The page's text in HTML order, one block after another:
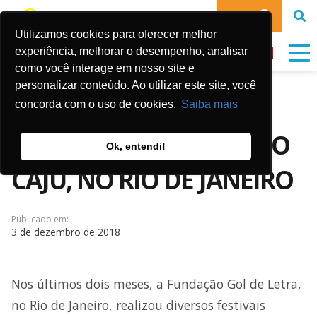
Utilizamos cookies para oferecer melhor
experiência, melhorar o desempenho, analisar
como você interage em nosso site e
personalizar conteúdo. Ao utilizar este site, você
concorda com o uso de cookies. Saiba mais
Ok, entendi!
DOE
FESTIVAIS ESPORTIVOS
AGITAM OS SÁBADOS NO
CAJU, NO RIO DE JANEIRO
Publicado em:
3 de dezembro de 2018
Nos últimos dois meses, a Fundação Gol de Letra,
no Rio de Janeiro, realizou diversos festivais